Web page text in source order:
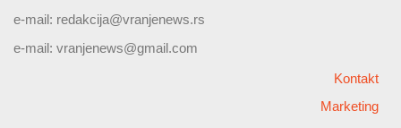
e-mail: redakcija@vranjenews.rs
e-mail: vranjenews@gmail.com
Kontakt
Marketing